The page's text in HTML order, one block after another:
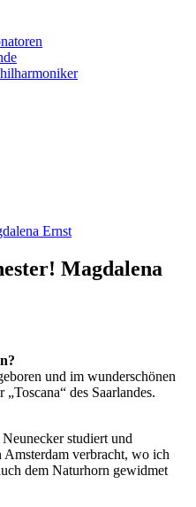
Magdalena
und im wunderschönen
des Saarlandes.
studiert und
verbracht, wo ich
dem Naturhorn gewidmet